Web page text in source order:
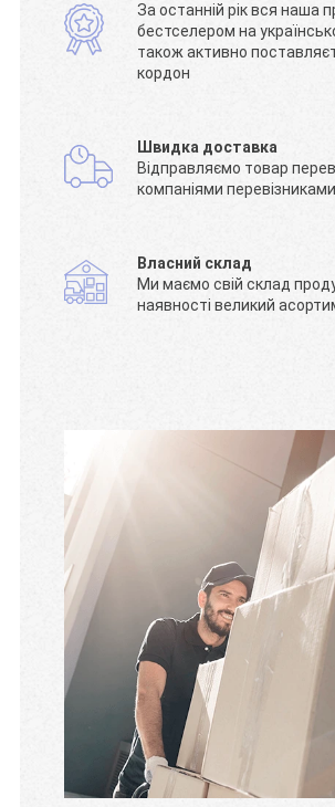
За останній рік вся наша
бестселером на
також активно
кордон
Швидка доставка
Відправляємо товар
компаніями перевізниками
Власний склад
Ми маємо свій склад
наявності великий